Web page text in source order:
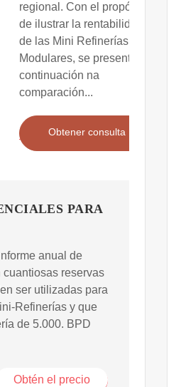
regional. Con el propósito
de ilustrar la rentabilidad
de las Mini Refinerías
Modulares, se presenta a
continuación na
comparación...
Obtener consulta
PARA
anual de
reservas
ser utilizadas para
Refinerías y que
de 5.000. BPD
Obtén el precio